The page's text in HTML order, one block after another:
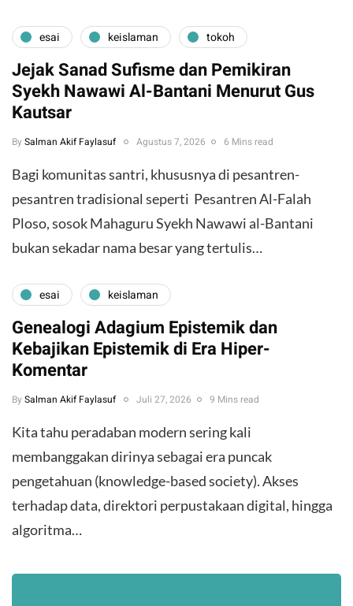
esai keislaman tokoh
Jejak Sanad Sufisme dan Pemikiran
Syekh Nawawi Al-Bantani Menurut Gus
Kautsar
By Salman Akif Faylasuf Agustus 7, 2026 6 Mins read
Bagi komunitas santri, khususnya di pesantren-
pesantren tradisional seperti Pesantren Al-Falah
Ploso, sosok Mahaguru Syekh Nawawi al-Bantani
bukan sekadar nama besar yang tertulis…
esai keislaman
Genealogi Adagium Epistemik dan
Kebajikan Epistemik di Era Hiper-
Komentar
By Salman Akif Faylasuf Juli 27, 2026 9 Mins read
Kita tahu peradaban modern sering kali
membanggakan dirinya sebagai era puncak
pengetahuan (knowledge-based society). Akses
terhadap data, direktori perpustakaan digital, hingga
algoritma…